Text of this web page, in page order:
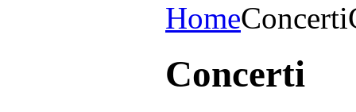
HomeConcerti
Concerti